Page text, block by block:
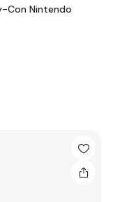
Con Nintendo